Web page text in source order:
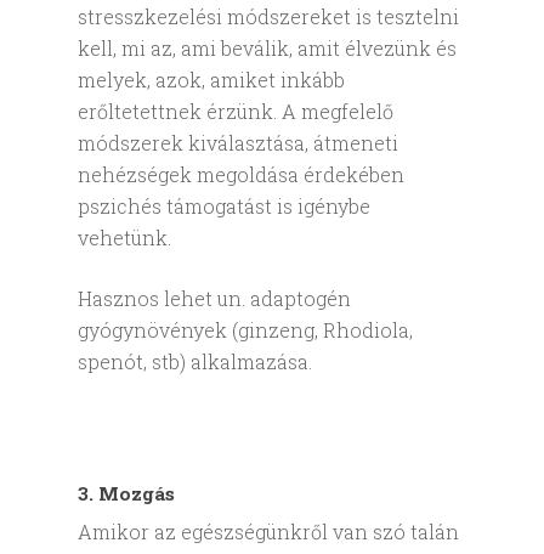
stresszkezelési módszereket is tesztelni
kell, mi az, ami beválik, amit élvezünk és
melyek, azok, amiket inkább
erőltetettnek érzünk. A megfelelő
módszerek kiválasztása, átmeneti
nehézségek megoldása érdekében
pszichés támogatást is igénybe
vehetünk.
Hasznos lehet un. adaptogén
gyógynövények (ginzeng, Rhodiola,
spenót, stb) alkalmazása.
3. Mozgás
Amikor az egészségünkről van szó talán